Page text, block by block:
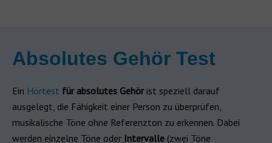
Absolutes Gehör Test
Ein Hörtest für absolutes Gehörist speziell darauf
ausgelegt, die Fähigkeit einer Person zu überprüfen,
musikalische Töne ohne Referenzton zu erkennen. Dabei
werden einzelne Töne oder Intervalle (zwei Töne